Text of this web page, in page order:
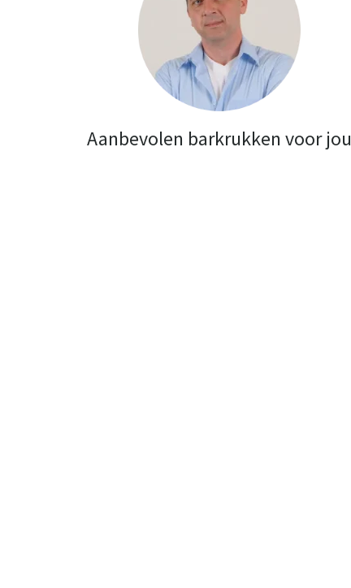
Aanbevolen barkrukken voor jou